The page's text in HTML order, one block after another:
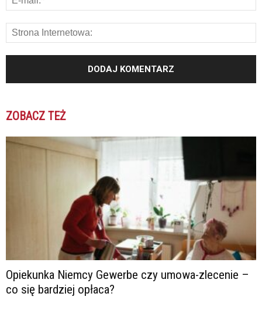
ZOBACZ TEŻ
Opiekunka Niemcy Gewerbe czy umowa-zlecenie –
co się bardziej opłaca?